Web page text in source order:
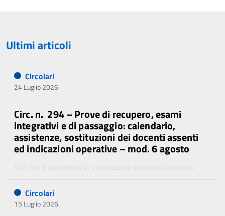
Ultimi articoli
Circolari
24 Luglio 2026
Circ. n. 294 – Prove di recupero, esami
integrativi e di passaggio: calendario,
assistenze, sostituzioni dei docenti assenti
ed indicazioni operative – mod. 6 agosto
Circolari
15 Luglio 2026